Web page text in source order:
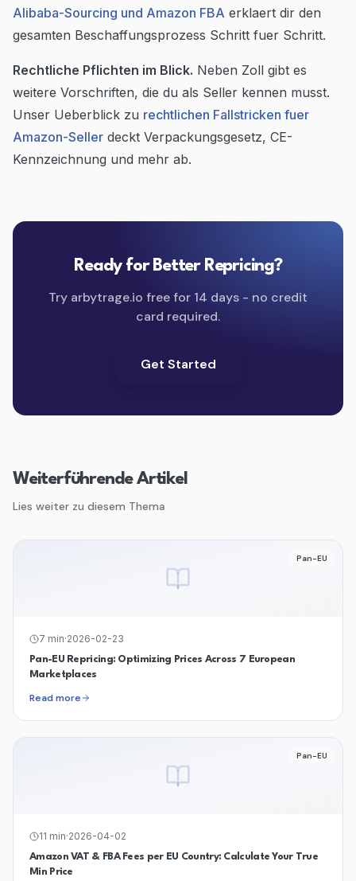
Alibaba-Sourcing und Amazon FBA erklaert dir den
gesamten Beschaffungsprozess Schritt fuer Schritt.
Rechtliche Pflichten im Blick. Neben Zoll gibt es
weitere Vorschriften, die du als Seller kennen musst.
Unser Ueberblick zu rechtlichen Fallstricken fuer
Amazon-Seller deckt Verpackungsgesetz, CE-
Kennzeichnung und mehr ab.
Ready for Better Repricing?
Try arbytrage.io free for 14 days - no credit
card required.
Get Started
Weiterführende Artikel
Lies weiter zu diesem Thema
Pan-EU
7 min·2026-02-23
Pan-EU Repricing: Optimizing Prices Across 7 European
Marketplaces
Read more
Pan-EU
11 min·2026-04-02
Amazon VAT & FBA Fees per EU Country: Calculate Your True
Min Price